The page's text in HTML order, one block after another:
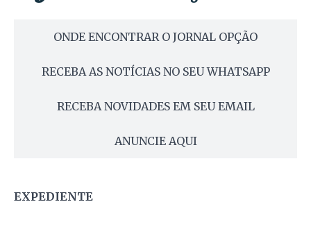
ONDE ENCONTRAR O JORNAL OPÇÃO
RECEBA AS NOTÍCIAS NO SEU WHATSAPP
RECEBA NOVIDADES EM SEU EMAIL
ANUNCIE AQUI
EXPEDIENTE